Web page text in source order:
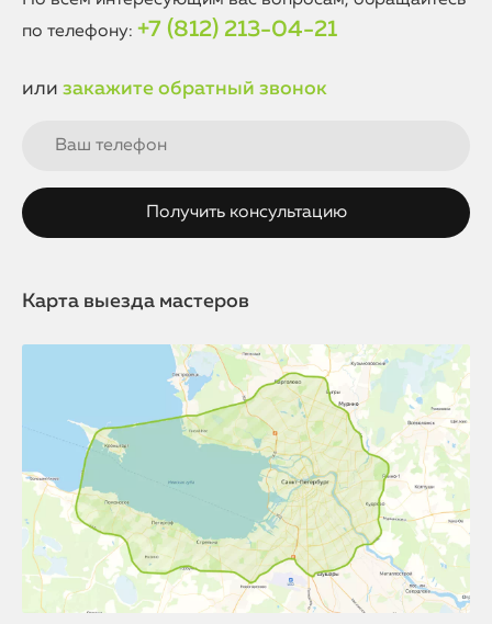
по телефону: +7 (812) 213-04-21
или закажите обратный звонок
Карта выезда мастеров